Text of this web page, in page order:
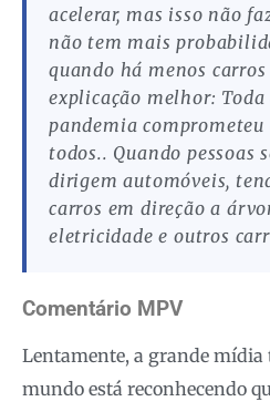
acelerar, mas isso não
não tem mais
quando há menos
explicação melhor:
pandemia comprometeu
todos.. Quando pessoas
dirigem automóveis,
carros em direção a
eletricidade e outros
Comentário MPV
Lentamente, a grande
mundo está reconhecendo